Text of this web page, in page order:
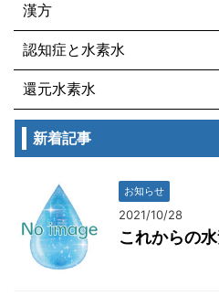
漢方
認知症と水素水
還元水素水
新着記事
お知らせ
2021/10/28
これからの